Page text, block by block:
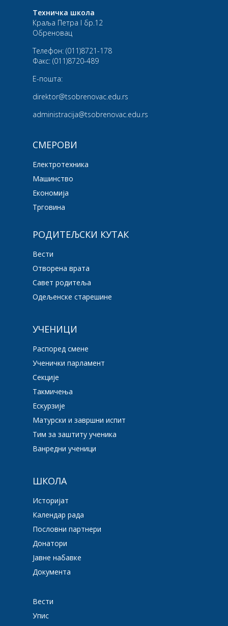
Техничка школа
Краља Петра I бр.12
Обреновац
Телефон: (011)8721-178
Факс: (011)8720-489
Е-пошта:
direktor@tsobrenovac.edu.rs
administracija@tsobrenovac.edu.rs
СМЕРОВИ
Електротехника
Машинство
Економија
Трговина
РОДИТЕЉСКИ КУТАК
Вести
Отворена врата
Савет родитеља
Одељенске старешине
УЧЕНИЦИ
Распоред смене
Ученички парламент
Секције
Такмичења
Ескурзије
Матурски и завршни испит
Тим за заштиту ученика
Ванредни ученици
ШКОЛА
Историјат
Календар рада
Пословни партнери
Донатори
Јавне набавке
Документа
Вести
Упис